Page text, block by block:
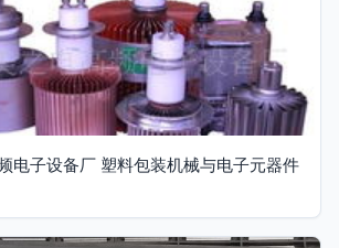
电子设备厂 塑料包装机械与电子元器件